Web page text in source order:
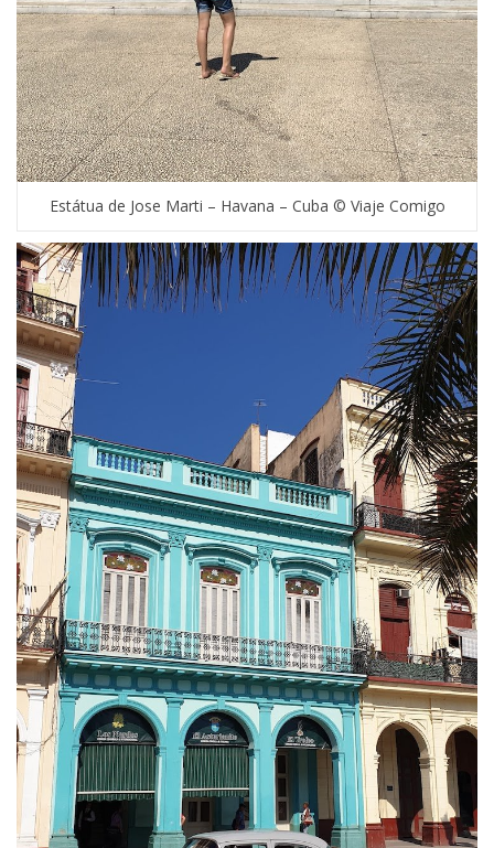
Estátua de Jose Marti – Havana – Cuba © Viaje Comigo